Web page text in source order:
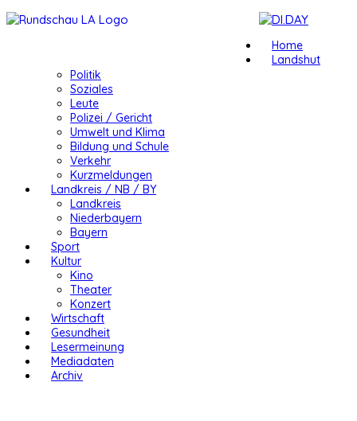
Home
Landshut
Politik
Soziales
Leute
Polizei / Gericht
Umwelt und Klima
Bildung und Schule
Verkehr
Kurzmeldungen
Landkreis / NB / BY
Landkreis
Niederbayern
Bayern
Sport
Kultur
Kino
Theater
Konzert
Wirtschaft
Gesundheit
Lesermeinung
Mediadaten
Archiv